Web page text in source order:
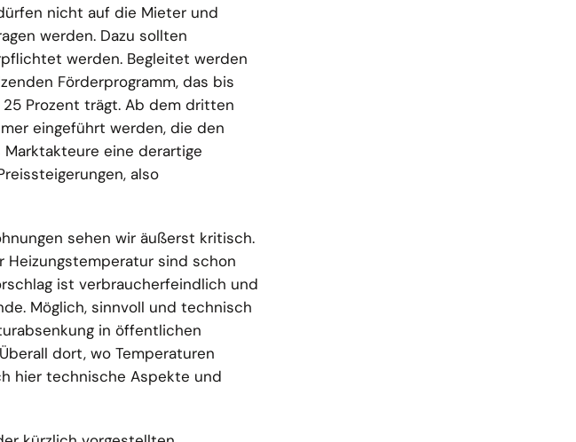
nicht auf die Mieter und
werden. Dazu sollten
werden. Begleitet werden
Förderprogramm, das bis
25 Prozent trägt. Ab dem dritten
eingeführt werden, die den
eine derartige
also
sehen wir äußerst kritisch.
Heizungstemperatur sind schon
ist verbraucherfeindlich und
Möglich, sinnvoll und technisch
in öffentlichen
dort, wo Temperaturen
hier technische Aspekte und